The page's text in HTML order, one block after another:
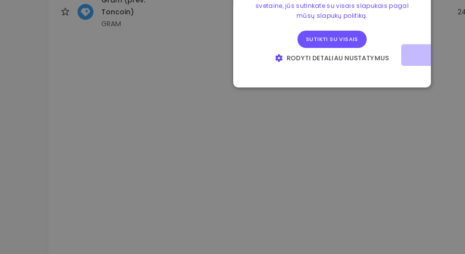
Toncoin)
GRAM
1.160000 € -3.00% 3.2B €
svetaine, jūs sutinkate su visais slapukais pagal
mūsų slapukų politiką.
SUTIKTI SU VISAIS
RODYTI DETALIAU NUSTATYMUS